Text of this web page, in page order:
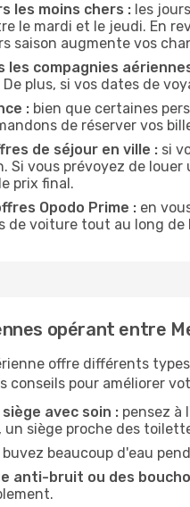
les moins chers : les
le mardi et le jeudi. En
saison augmente vos
les compagnies
plus, si vos dates de
: bien que certaines
de réserver vos
de séjour en ville : si
Si vous prévoyez de
prix final.
Opodo Prime : en
de voiture tout au long
opérant entre
offre différents
conseils pour améliorer
avec soin : pensez à
un siège proche des
buvez beaucoup d'eau
anti-bruit ou des